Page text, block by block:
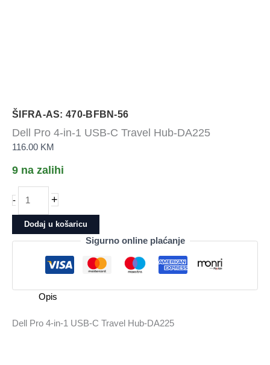
ŠIFRA-AS: 470-BFBN-56
Dell Pro 4-in-1 USB-C Travel Hub-DA225
116.00 KM
9 na zalihi
-
Pro
4-
in-
Travel
DA225
+
Dodaj u košaricu
Sigurno online plaćanje
Opis
Dell Pro 4-in-1 USB-C Travel Hub-DA225